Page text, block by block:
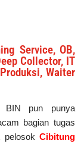
Service, OB,
Collector, IT
Waiter
BIN pun punya
bagian tugas
pelosok Cibitung